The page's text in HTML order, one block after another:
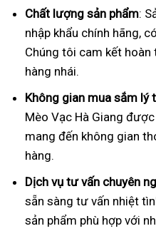
Chất lượng sản phẩm:
nhập khẩu chính hãng,
Chúng tôi cam kết hoàn
hàng nhái.
Không gian mua sắm lý
Mèo Vạc Hà Giang
mang đến không gian
hàng.
Dịch vụ tư vấn chuyên
sẵn sàng tư vấn nhiệt
sản phẩm phù hợp với